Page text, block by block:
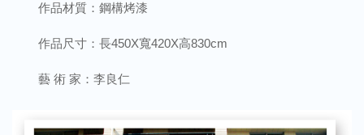
作品材質：鋼構烤漆
作品尺寸：長450X寬420X高830cm
藝 術 家：李良仁